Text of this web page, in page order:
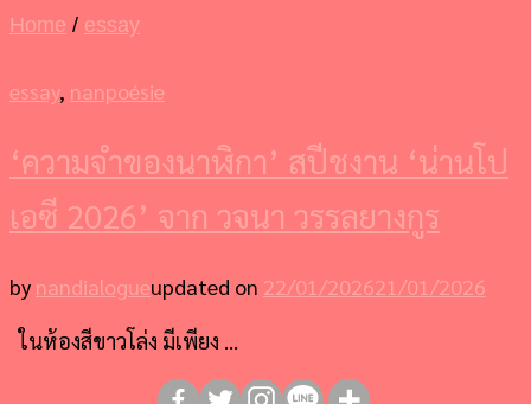
Home / essay
essay, nanpoésie
‘ความจำของนาฬิกา’ สปีชงาน ‘น่านโป
เอซี 2026’ จาก วจนา วรรลยางกูร
by nandialogueupdated on 22/01/202621/01/2026
ในห้องสีขาวโล่ง มีเพียง …